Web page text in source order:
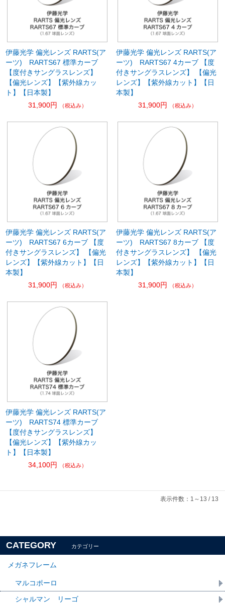
伊藤光学 偏光レンズ RARTS(ア
ーツ) RARTS67 標準カーブ
【度付きサングラスレンズ】
【偏光レンズ】【紫外線カッ
ト】【日本製】
31,900円
（税込み）
伊藤光学 偏光レンズ RARTS(ア
ーツ) RARTS67 4カーブ 【度
付きサングラスレンズ】 【偏光
レンズ】【紫外線カット】【日
本製】
31,900円
（税込み）
伊藤光学 偏光レンズ RARTS(ア
ーツ) RARTS67 6カーブ 【度
付きサングラスレンズ】 【偏光
レンズ】【紫外線カット】【日
本製】
31,900円
（税込み）
伊藤光学 偏光レンズ RARTS(ア
ーツ) RARTS67 8カーブ 【度
付きサングラスレンズ】 【偏光
レンズ】【紫外線カット】【日
本製】
31,900円
（税込み）
伊藤光学 偏光レンズ RARTS(ア
ーツ) RARTS74 標準カーブ
【度付きサングラスレンズ】
【偏光レンズ】【紫外線カッ
ト】【日本製】
34,100円
（税込み）
表示件数：1～13 / 13
CATEGORY カテゴリー
メガネフレーム
マルコポーロ
シャルマン リーゴ